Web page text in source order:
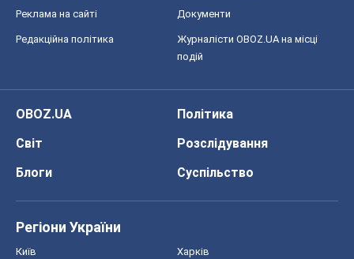
Реклама на сайті Документи
Редакційна політика
Журналісти OBOZ.UA на місці
подій
OBOZ.UA
Політика
Світ
Розслідування
Блоги
Суспільство
Регіони України
Київ Харків